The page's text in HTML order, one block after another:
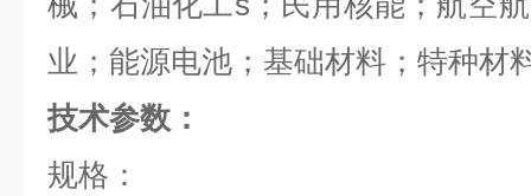
业；能源电池；基础材料；特种材
技术参数：
规格：